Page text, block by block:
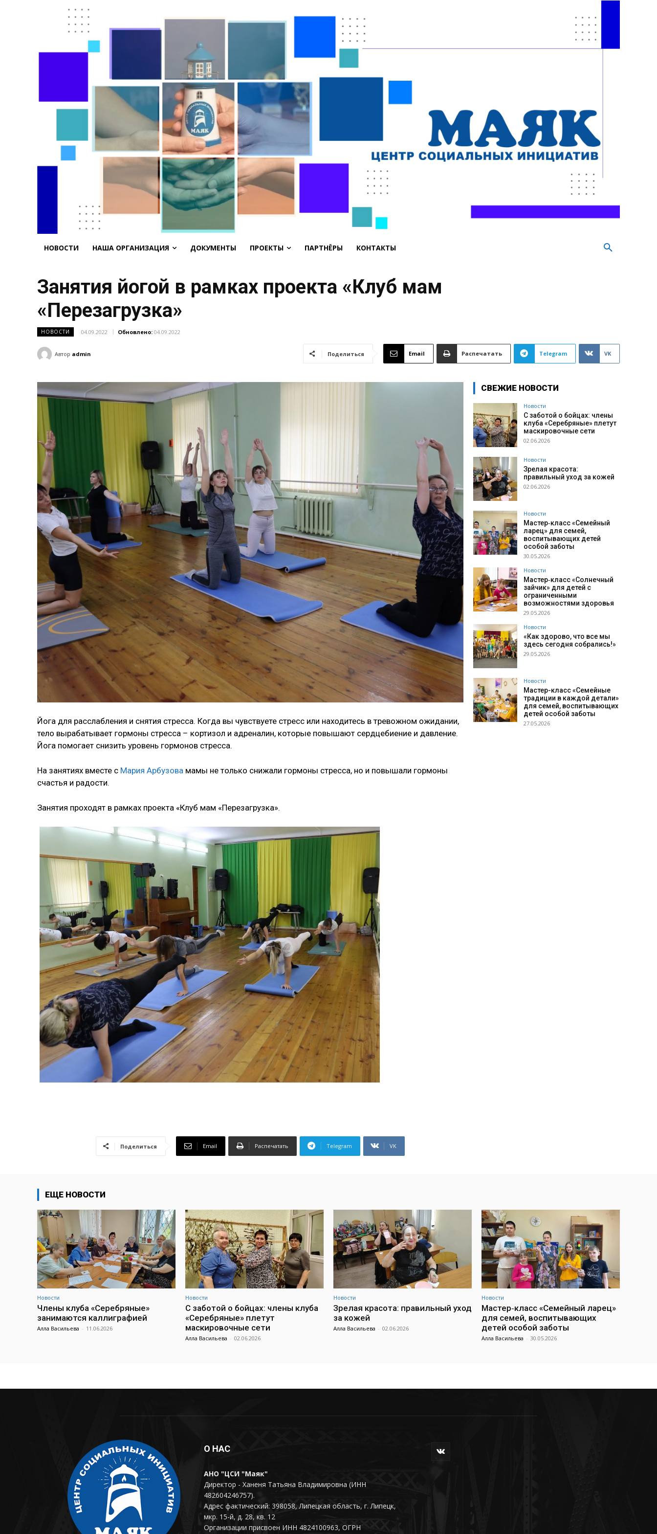
НОВОСТИ НАША ОРГАНИЗАЦИЯ ДОКУМЕНТЫ ПРОЕКТЫ ПАРТНЁРЫ КОНТАКТЫ
Занятия йогой в рамках проекта «Клуб мам
«Перезагрузка»
НОВОСТИ 04.09.2022 Обновлено: 04.09.2022
Автор admin Поделиться Email Распечатать Telegram VK
Йога для расслабления и снятия стресса. Когда вы чувствуете стресс или находитесь в тревожном ожидании,
тело вырабатывает гормоны стресса – кортизол и адреналин, которые повышают сердцебиение и давление.
Йога помогает снизить уровень гормонов стресса.
На занятиях вместе с Мария Арбузова мамы не только снижали гормоны стресса, но и повышали гормоны
счастья и радости.
Занятия проходят в рамках проекта «Клуб мам «Перезагрузка».
Поделиться Email Распечатать Telegram VK
СВЕЖИЕ НОВОСТИ
Новости
С заботой о бойцах: члены
клуба «Серебряные» плетут
маскировочные сети
02.06.2026
Новости
Зрелая красота:
правильный уход за кожей
02.06.2026
Новости
Мастер‑класс «Семейный
ларец» для семей,
воспитывающих детей
особой заботы
30.05.2026
Новости
Мастер‑класс «Солнечный
зайчик» для детей с
ограниченными
возможностями здоровья
29.05.2026
Новости
«Как здорово, что все мы
здесь сегодня собрались!»
29.05.2026
Новости
Мастер-класс «Семейные
традиции в каждой детали»
для семей, воспитывающих
детей особой заботы
27.05.2026
ЕЩЕ НОВОСТИ
Новости
Члены клуба «Серебряные»
занимаются каллиграфией
Алла Васильева - 11.06.2026
Новости
С заботой о бойцах: члены клуба
«Серебряные» плетут
маскировочные сети
Алла Васильева - 02.06.2026
Новости
Зрелая красота: правильный уход
за кожей
Алла Васильева - 02.06.2026
Новости
Мастер‑класс «Семейный ларец»
для семей, воспитывающих
детей особой заботы
Алла Васильева - 30.05.2026
О НАС
АНО "ЦСИ "Маяк"
Директор - Ханеня Татьяна Владимировна (ИНН
482604246757).
Адрес фактический: 398058, Липецкая область, г. Липецк,
мкр. 15-й, д. 28, кв. 12
Организации присвоен ИНН 4824100963, ОГРН